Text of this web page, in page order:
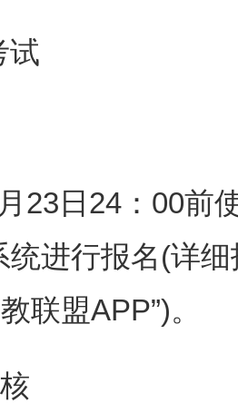
试
23日24：00前
进行报名(详
联盟APP”)。